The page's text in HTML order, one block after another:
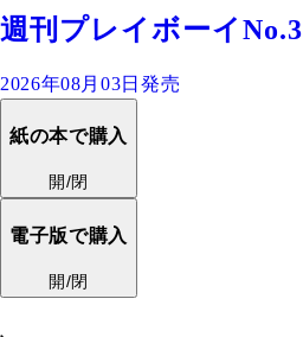
週刊プレイボーイ
2026年08月03日発売
紙の本で購入
開/閉
電子版で購入
開/閉